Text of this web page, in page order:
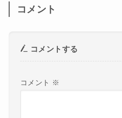
コメント
コメントする
コメント ※